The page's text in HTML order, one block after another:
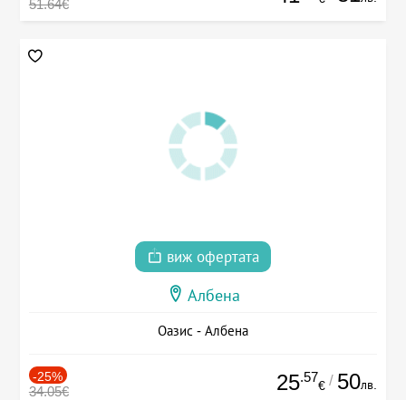
51.64€
виж офертата
Албена
Оазис - Албена
-25%
34.05€ 25.57
€ / 50лв.